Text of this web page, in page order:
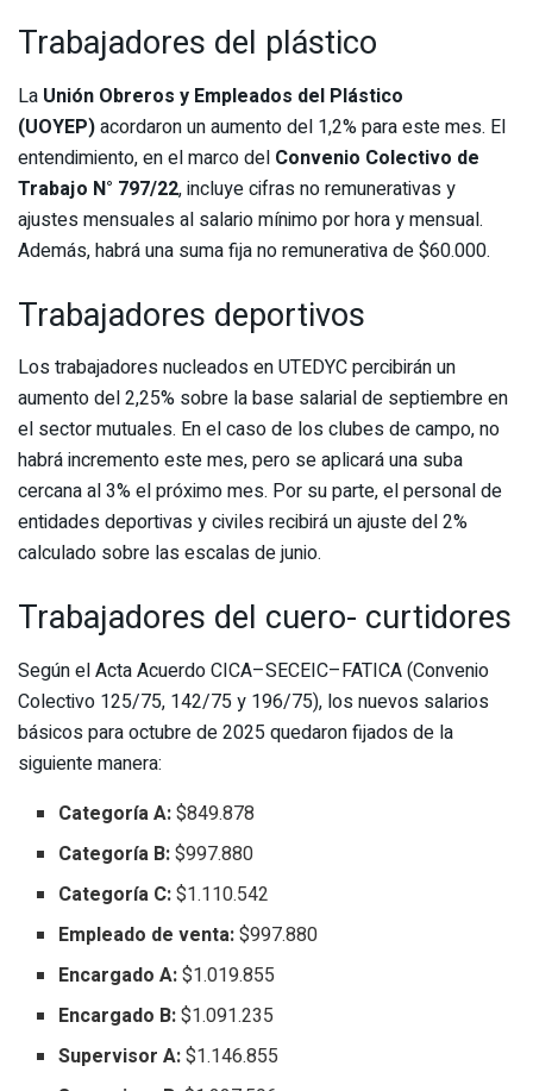
Trabajadores del plástico
La Unión Obreros y Empleados del Plástico
(UOYEP)acordaron un aumento del 1,2% para este mes. El
entendimiento, en el marco del Convenio Colectivo de
Trabajo N° 797/22, incluye cifras no remunerativas y
ajustes mensuales al salario mínimo por hora y mensual.
Además, habrá una suma fija no remunerativa de $60.000.
Trabajadores deportivos
Los trabajadores nucleados en UTEDYC percibirán un
aumento del 2,25% sobre la base salarial de septiembre en
el sector mutuales. En el caso de los clubes de campo, no
habrá incremento este mes, pero se aplicará una suba
cercana al 3% el próximo mes. Por su parte, el personal de
entidades deportivas y civiles recibirá un ajuste del 2%
calculado sobre las escalas de junio.
Trabajadores del cuero- curtidores
Según el Acta Acuerdo CICA–SECEIC–FATICA (Convenio
Colectivo 125/75, 142/75 y 196/75), los nuevos salarios
básicos para octubre de 2025 quedaron fijados de la
siguiente manera:
Categoría A:$849.878
Categoría B:$997.880
Categoría C:$1.110.542
Empleado de venta:$997.880
Encargado A:$1.019.855
Encargado B:$1.091.235
Supervisor A:$1.146.855